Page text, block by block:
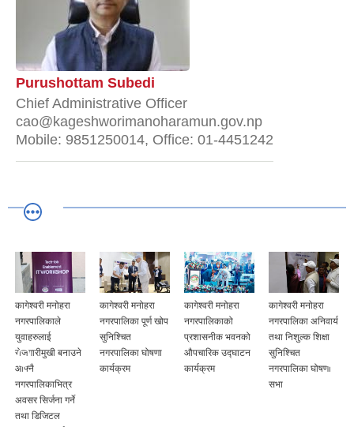
Purushottam Subedi
Chief Administrative Officer
cao@kageshworimanoharamun.gov.np
Mobile: 9851250014, Office: 01-4451242
कागेश्वरी मनोहरा
नगरपालिकाले
युवाहरुलाई
रोजगारीमुखी बनाउने
आफ्नै
नगरपालिकाभित्र
अवसर सिर्जना गर्ने
तथा डिजिटल
कागेश्वरी मनोहरा
नगरपालिका पूर्ण खोप
सुनिश्चित
नगरपालिका घोषणा
कार्यक्रम
कागेश्वरी मनोहरा
नगरपालिकाको
प्रशासनीक भवनको
औपचारिक उद्घाटन
कार्यक्रम
कागेश्वरी मनोहरा
नगरपालिका अनिवार्य
तथा निशुल्क शिक्षा
सुनिश्चित
नगरपालिका घोषणा
सभा